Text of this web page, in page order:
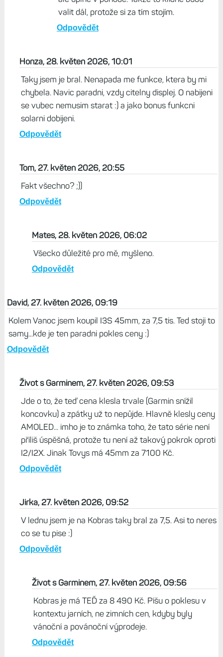
Mám nastavený v aktivitě jas 3/3 a bez
problému s tím jezdím i chodím skoro rok.
Venu X1, F8 Pro i FR 970. Reálně je tam v
srovnatelný s Edge 1050, s kterým také
nechci říct, že že AMOLED s 2k nity je lepší
než I3S, to v žádném případě. Jen to, že
použitelné to je a já osobně s tím jsem úplně,
ale úplně v pohodě. Takže to klidně budu
valit dál, protože si za tím stojím.
Honza, 28. květen 2026, 10:01
Taky jsem je bral. Nenapada me funkce, ktera by mi
se vubec nemusim starat :) a jako bonus funkcni
solarni dobijeni.
Odpovědět
Fakt všechno? ;))
Odpovědět
Všecko důležité pro mě, myšleno.
David, 27. květen 2026, 09:19
Kolem Vanoc jsem koupil I3S 45mm, za 7,5 tis. Ted stoji to
samy...kde je ten paradni pokles ceny :)
Odpovědět
Život s Garminem, 27. květen 2026, 09:53
Jde o to, že teď cena klesla trvale (Garmin snížil
koncovku) a zpátky už to nepůjde. Hlavně klesly ceny
AMOLED... imho je to známka toho, že tato série není
I2/I2X. Jinak Tovys má 45mm za 7100 Kč.
Jirka, 27. květen 2026, 09:52
V lednu jsem je na Kobras taky bral za 7,5. Asi to neres